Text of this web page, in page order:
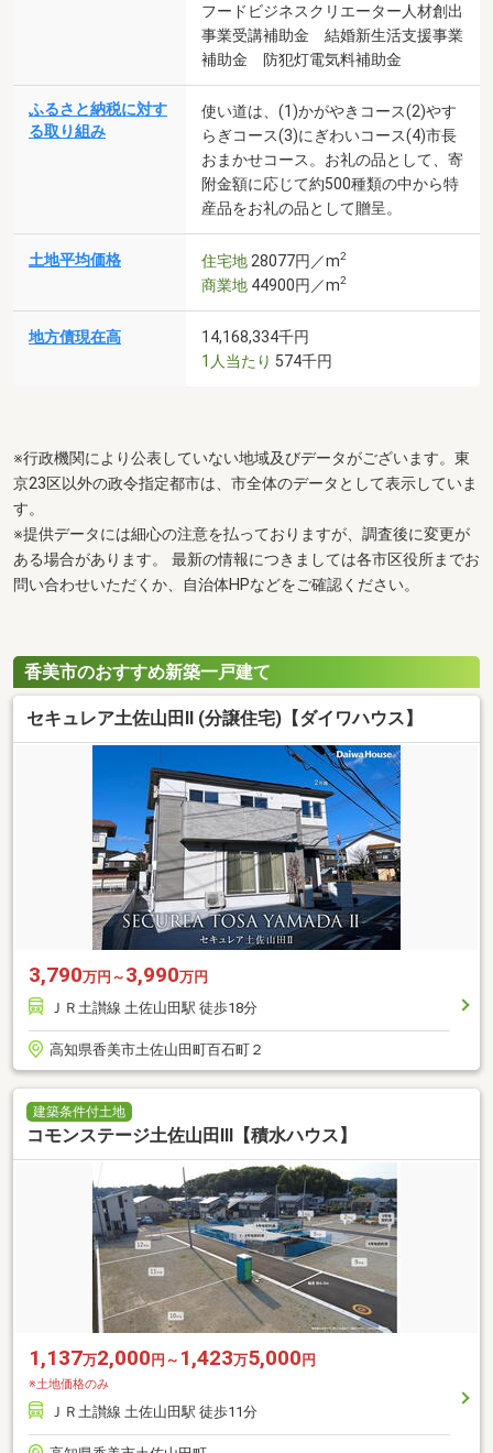
フードビジネスクリエーター人材創出
事業受講補助金 結婚新生活支援事業
補助金 防犯灯電気料補助金
ふるさと納税に対す
る取り組み
使い道は、(1)かがやきコース(2)やす
らぎコース(3)にぎわいコース(4)市長
おまかせコース。お礼の品として、寄
附金額に応じて約500種類の中から特
産品をお礼の品として贈呈。
土地平均価格 住宅地 28077円／m2
商業地 44900円／m2
地方債現在高
14,168,334千円
1人当たり 574千円
※行政機関により公表していない地域及びデータがございます。東
京23区以外の政令指定都市は、市全体のデータとして表示していま
す。
※提供データには細心の注意を払っておりますが、調査後に変更が
ある場合があります。 最新の情報につきましては各市区役所までお
問い合わせいただくか、自治体HPなどをご確認ください。
香美市のおすすめ新築一戸建て
セキュレア土佐山田II (分譲住宅)【ダイワハウス】
3,790万円～ 3,990万円
ＪＲ土讃線 土佐山田駅 徒歩18分
高知県香美市土佐山田町百石町２
建築条件付土地
コモンステージ土佐山田Ⅲ【積水ハウス】
1,137万2,000 円～ 1,423万5,000 円
※土地価格のみ
ＪＲ土讃線 土佐山田駅 徒歩11分